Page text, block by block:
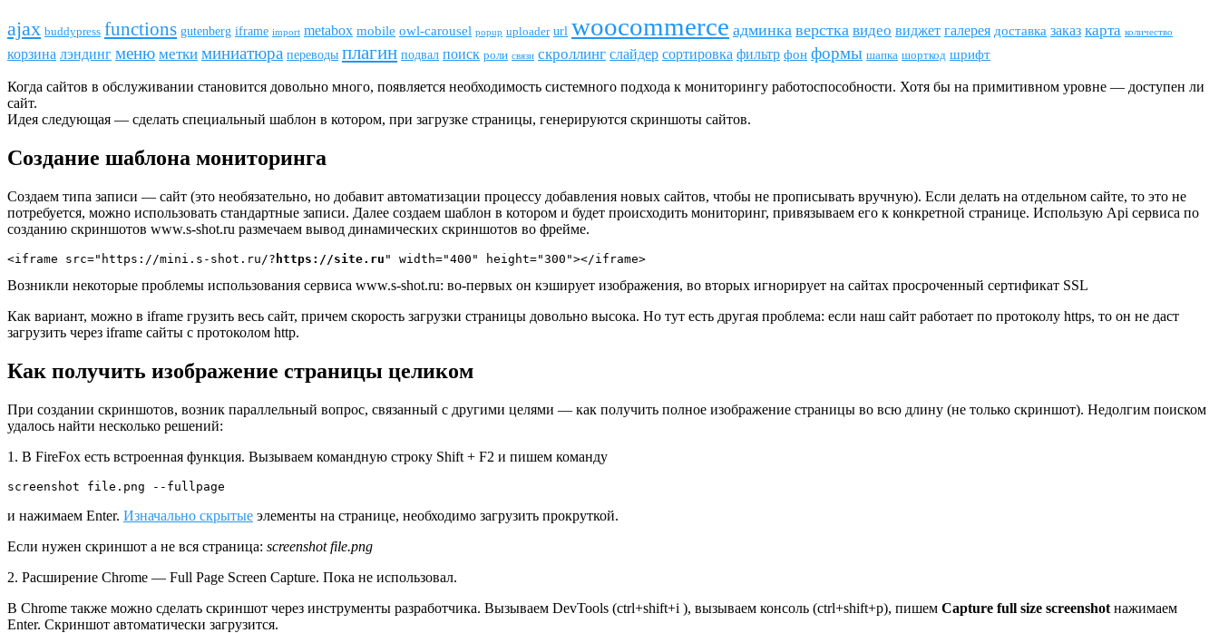
ajax buddypress funсtions gutenberg iframe import metabox mobile owl-carousel popup uploader url woocommerce админка верстка видео виджет галерея доставка заказ карта количество
корзина лэндинг меню метки миниатюра переводы плагин подвал поиск роли связи скроллинг слайдер сортировка фильтр фон формы шапка шорткод шрифт
Когда сайтов в обслуживании становится довольно много, появляется необходимость системного подхода к мониторингу работоспособности. Хотя бы на примитивном уровне — доступен ли
сайт.
Идея следующая — сделать специальный шаблон в котором, при загрузке страницы, генерируются скриншоты сайтов.
Создание шаблона мониторинга
Создаем типа записи — сайт (это необязательно, но добавит автоматизации процессу добавления новых сайтов, чтобы не прописывать вручную). Если делать на отдельном сайте, то это не
потребуется, можно использовать стандартные записи. Далее создаем шаблон в котором и будет происходить мониторинг, привязываем его к конкретной странице. Использую Api сервиса по
созданию скриншотов www.s-shot.ru размечаем вывод динамических скриншотов во фрейме.
<iframe src="https://mini.s-shot.ru/? https://site.ru " width="400" height="300"></iframe>
Возникли некоторые проблемы использования сервиса www.s-shot.ru: во-первых он кэширует изображения, во вторых игнорирует на сайтах просроченный сертификат SSL
Как вариант, можно в iframe грузить весь сайт, причем скорость загрузки страницы довольно высока. Но тут есть другая проблема: если наш сайт работает по протоколу https, то он не даст
загрузить через iframe сайты с протоколом http.
Как получить изображение страницы целиком
При создании скриншотов, возник параллельный вопрос, связанный с другими целями — как получить полное изображение страницы во всю длину (не только скриншот). Недолгим поиском
удалось найти несколько решений:
1. В FireFox есть встроенная функция. Вызываем командную строку Shift + F2 и пишем команду
screenshot file.png --fullpage
и нажимаем Enter. Изначально скрытые элементы на странице, необходимо загрузить прокруткой.
Если нужен скриншот а не вся страница: screenshot file.png
2. Расширение Chrome — Full Page Screen Capture. Пока не использовал.
В Chrome также можно сделать скриншот через инструменты разработчика. Вызываем DevTools (ctrl+shift+i ), вызываем консоль (ctrl+shift+p), пишем Capture full size screenshot нажимаем
Enter. Скриншот автоматически загрузится.